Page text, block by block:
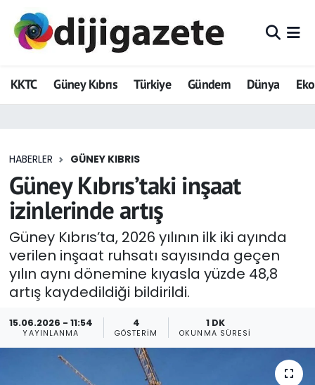
KKTC Güney Kıbrıs Türkiye Gündem Dünya
HABERLER GÜNEY KIBRIS
Güney Kıbrıs’taki inşaat
izinlerinde artış
Güney Kıbrıs’ta, 2026 yılının ilk iki ayında
verilen inşaat ruhsatı sayısında geçen
yılın aynı dönemine kıyasla yüzde 48,8
artış kaydedildiği bildirildi.
15.06.2026 - 11:54
YAYINLANMA
4
GÖSTERIM
1 DK
OKUNMA SÜRESI
ADVERTORIAL
Dijigazete
Eğitim
Ekonomi
Foto Galeri
GEZİ
Güncel
Gündem
KKTC
Hava Durumu
Trafik Durumu
Tüm Manşetler
Son Dakika Haberleri
Haber Arşivi